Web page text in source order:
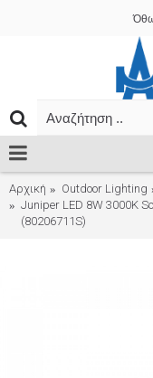
Αρχική Outdoor Lighting
Juniper LED 8W 3000K
(80206711S)